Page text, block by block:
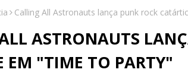
Calling All Astronauts lança punk rock
ASTRONAUTS
EM "TIME TO PARTY"